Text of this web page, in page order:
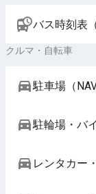
バス時刻表
クルマ・自転車
駐車場（
駐輪場・バ
レンタカー